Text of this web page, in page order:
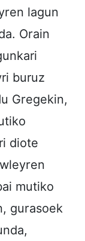
lagun
Orain
buruz
Gregekin,
diote
mutiko
gurasoek